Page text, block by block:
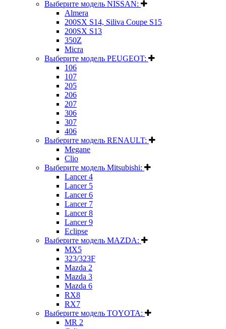
Выберите модель NISSAN:
Almera
200SX S14, Siliva Coupe S15
200SX S13
350Z
Micra
Выберите модель PEUGEOT:
106
107
205
206
207
306
307
406
Выберите модель RENAULT:
Megane
Clio
Выберите модель Mitsubishi:
Lancer 4
Lancer 5
Lancer 6
Lancer 7
Lancer 8
Lancer 9
Eclipse
Выберите модель MAZDA:
MX5
323/323F
Mazda 2
Mazda 3
Mazda 6
RX8
RX7
Выберите модель TOYOTA:
MR 2